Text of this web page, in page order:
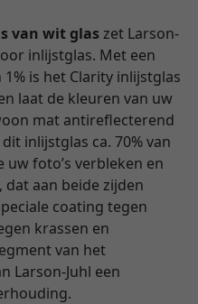
van wit glaszet Larson-
inlijstglas. Met een
is het Clarity inlijstglas
laat de kleuren van uw
mat antireflecterend
inlijstglas ca. 70% van
uw foto’s verbleken en
aan beide zijden
coating tegen
krassen en
van het
Larson-Juhl een